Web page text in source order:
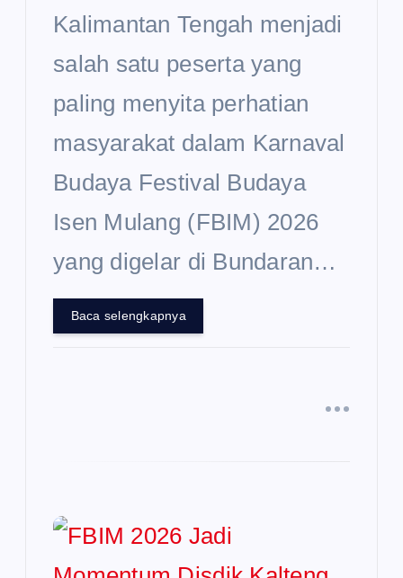
Kalimantan Tengah menjadi
salah satu peserta yang
paling menyita perhatian
masyarakat dalam Karnaval
Budaya Festival Budaya
Isen Mulang (FBIM) 2026
yang digelar di Bundaran…
Baca selengkapnya